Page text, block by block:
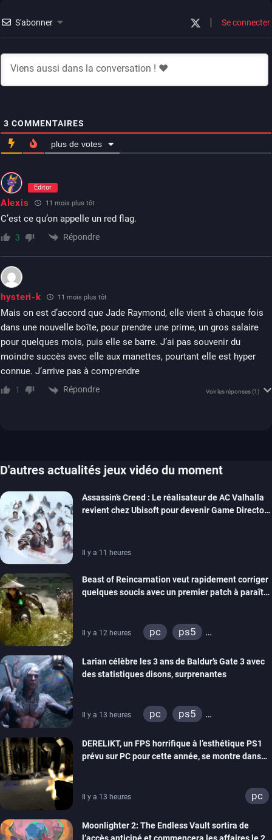
S'abonner Se connecter
3 COMMENTAIRES
plus de votes
Editor
Alexis 11 mois plus tôt
C’est ce qu’on appelle un red flag.
3 Répondre
hysteri-k 11 mois plus tôt
Mais on est d’accord que Jade Raymond, elle vient à chaque fois
dans une nouvelle boîte, pour prendre une prime, un gros salaire
pour quelques mois, puis elle se barre. J’ai pas souvenir du
moindre succès avec elle aux manettes, pourtant elle est hyper
connue. J’arrive pas à comprendre
1 Répondre Voir les réponses(1)
D'autres actualités jeux vidéo du moment
Assassin’s Creed : Le réalisateur de AC Valhalla
revient chez Ubisoft pour devenir Game Director
Il y a 11 heures
Beast of Reincarnation veut rapidement corriger
quelques soucis avec un premier patch à paraître
Il y a 12 heures pc
ps5
Larian célèbre les 3 ans de Baldur’s Gate 3 avec
des statistiques disons, surprenantes
Il y a 13 heures pc
ps5
DERELIKT, un FPS horrifique à l’esthétique PS1
prévu sur PC pour cette année, se montre dans
Il y a 13 heures pc
Moonlighter 2: The Endless Vault sortira de
l’accès anticipé et commencera les affaires le 2